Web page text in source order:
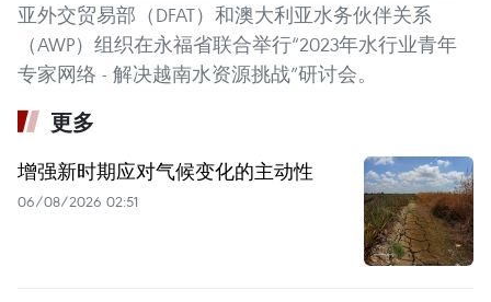
亚外交贸易部（DFAT）和澳大利亚水务伙伴关系
（AWP）组织在永福省联合举行“2023年水行业青年
专家网络 - 解决越南水资源挑战”研讨会。
更多
增强新时期应对气候变化的主动性
06/08/2026 02:51